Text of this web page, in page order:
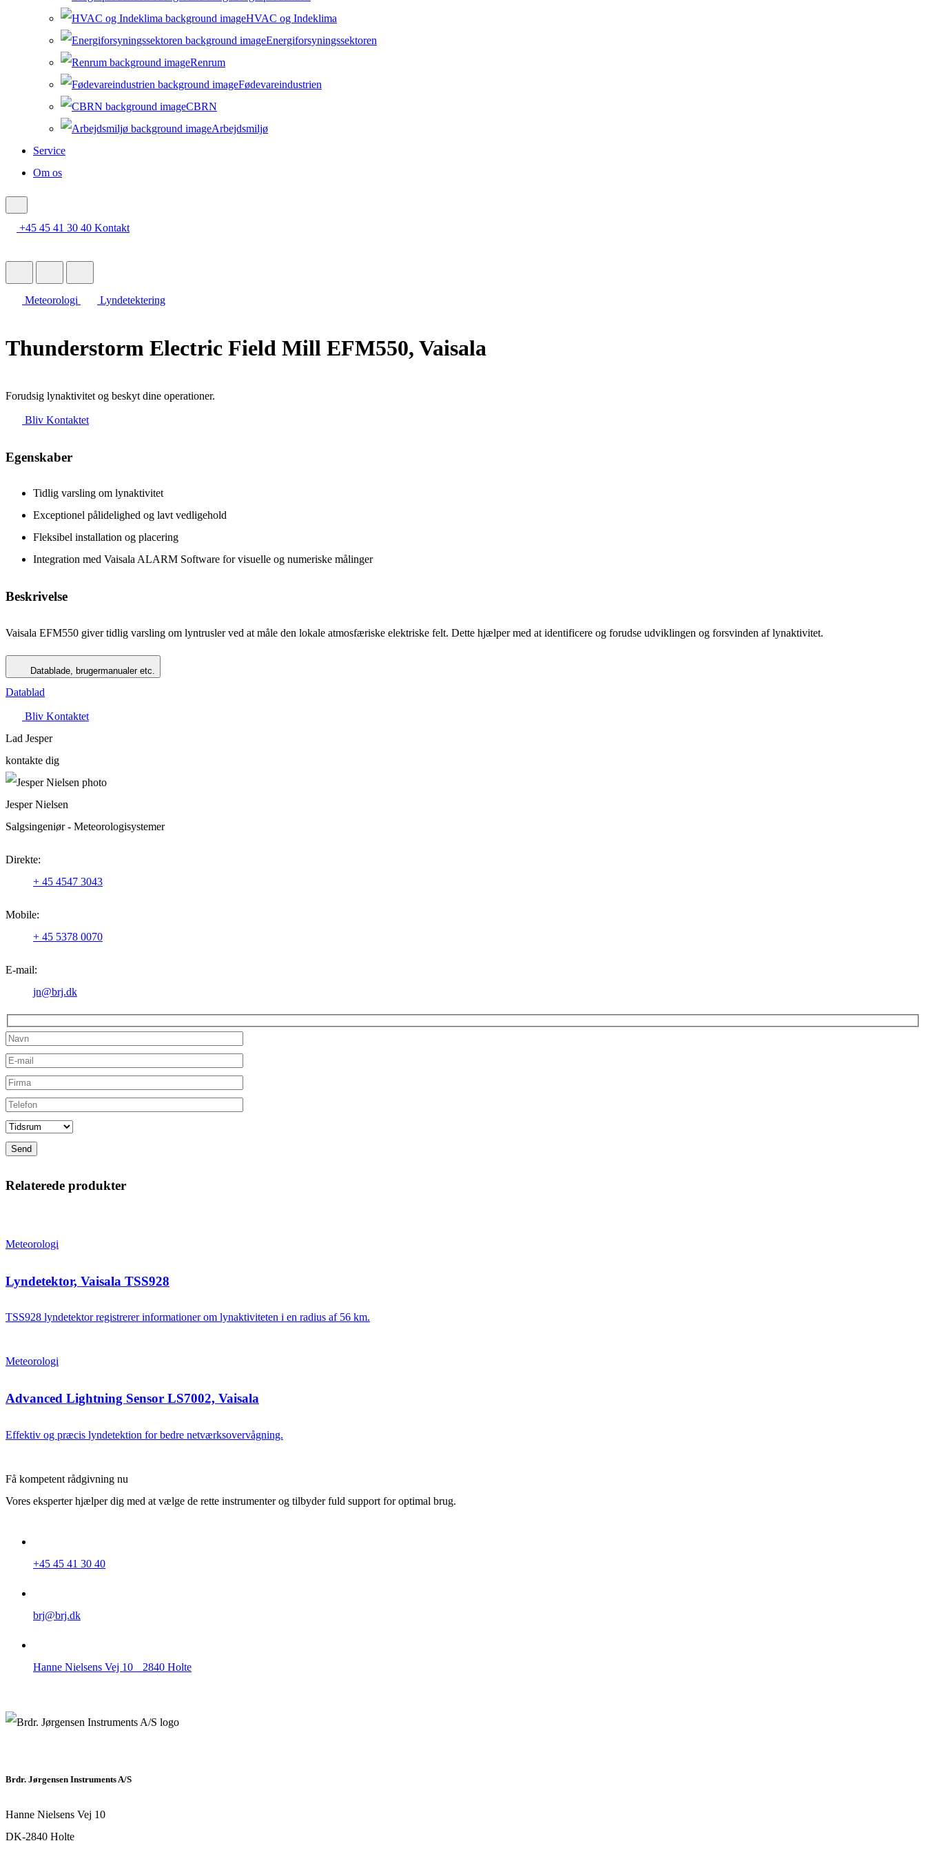
HVAC og Indeklima
Energiforsyningssektoren
Renrum
Fødevareindustrien
CBRN
Arbejdsmiljø
Service
Om os
+45 45 41 30 40 Kontakt
Meteorologi Lyndetektering
Thunderstorm Electric Field Mill EFM550, Vaisala
Forudsig lynaktivitet og beskyt dine operationer.
Bliv Kontaktet
Egenskaber
Tidlig varsling om lynaktivitet
Exceptionel pålidelighed og lavt vedligehold
Fleksibel installation og placering
Integration med Vaisala ALARM Software for visuelle og numeriske målinger
Beskrivelse
Vaisala EFM550 giver tidlig varsling om lyntrusler ved at måle den lokale atmosfæriske elektriske felt. Dette hjælper med at identificere og forudse udviklingen og forsvinden af lynaktivitet.
Datablade, brugermanualer etc.
Datablad
Bliv Kontaktet
Lad Jesper
kontakte dig
Jesper Nielsen
Salgsingeniør - Meteorologisystemer
Direkte:
+ 45 4547 3043
Mobile:
+ 45 5378 0070
E-mail:
jn@brj.dk
Relaterede produkter
Meteorologi
Lyndetektor, Vaisala TSS928
TSS928 lyndetektor registrerer informationer om lynaktiviteten i en radius af 56 km.
Meteorologi
Advanced Lightning Sensor LS7002, Vaisala
Effektiv og præcis lyndetektion for bedre netværksovervågning.
Få kompetent rådgivning nu
Vores eksperter hjælper dig med at vælge de rette instrumenter og tilbyder fuld support for optimal brug.
+45 45 41 30 40
brj@brj.dk
Hanne Nielsens Vej 10 2840 Holte
Brdr. Jørgensen Instruments A/S
Hanne Nielsens Vej 10
DK-2840 Holte